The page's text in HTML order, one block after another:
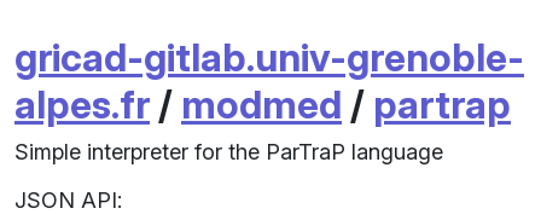
gricad-gitlab.univ-grenoble-
alpes.fr / modmed / partrap
Simple interpreter for the ParTraP language
JSON API: